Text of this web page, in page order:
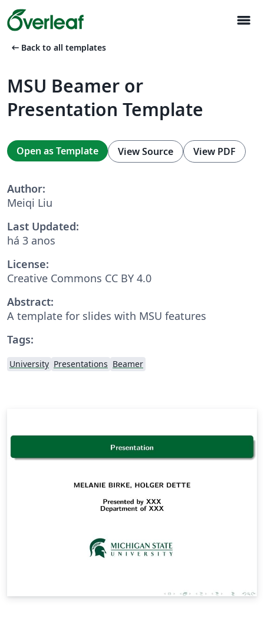
menu
arrow_left_alt Back to all templates
MSU Beamer or
Presentation Template
Open as Template View Source View PDF
Author:
Meiqi Liu
Last Updated:
há 3 anos
License:
Creative Commons CC BY 4.0
Abstract:
A template for slides with MSU features
Tags:
University Presentations Beamer